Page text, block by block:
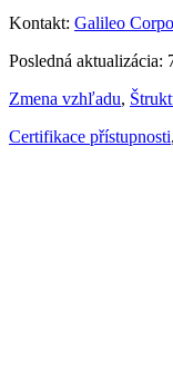
Kontakt: Galileo
Posledná aktualizácia:
Zmena vzhľadu,
Certifikace přístupnosti,